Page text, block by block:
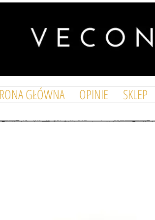
GŁÓWNA OPINIE SKLEP